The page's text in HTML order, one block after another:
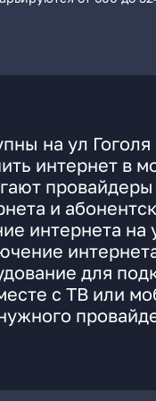
на ул Гоголя
интернет в
и
интернета на
для
с ТВ или